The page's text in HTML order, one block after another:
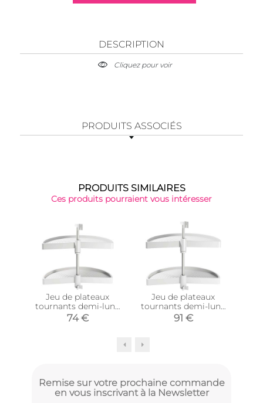
DESCRIPTION
Cliquez pour voir
PRODUITS ASSOCIÉS
PRODUITS SIMILAIRES
Ces produits pourraient vous intéresser
Jeu de plateaux
tournants demi-lune
blanc Shelvo
(Plateaux de 65 cm)
74 €
Jeu de plateaux
tournants demi-lune
blanc Shelvo
(Plateaux de 75 cm)
91 €
Remise sur votre prochaine commande
en vous inscrivant à la Newsletter